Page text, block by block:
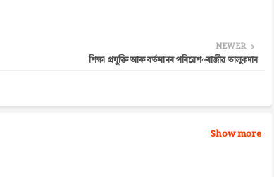
NEWER
শিক্ষা প্ৰযুক্তি আৰু বৰ্তমানৰ পৰিৱেশ~ৰাজীৱ তালুকদাৰ
Show more